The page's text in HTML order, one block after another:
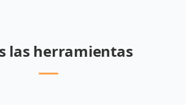
las herramientas